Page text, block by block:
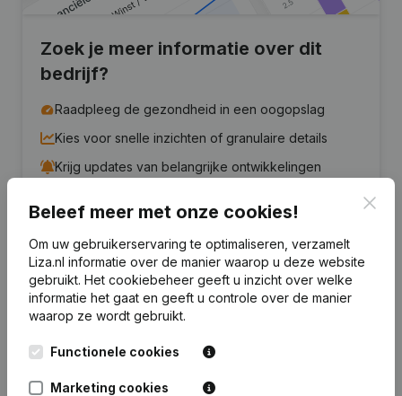
Zoek je meer informatie over dit
bedrijf?
Raadpleeg de gezondheid in een oogopslag
Kies voor snelle inzichten of granulaire details
Krijg updates van belangrijke ontwikkelingen
Probeer gratis Meer ontdekken
7 dagen gratis proefperiode, geen kredietkaart vereist.
Veelgestelde vragen
Beleef meer met onze cookies!
Om uw gebruikerservaring te optimaliseren, verzamelt
Liza.nl informatie over de manier waarop u deze website
gebruikt. Het cookiebeheer geeft u inzicht over welke
informatie het gaat en geeft u controle over de manier
waarop ze wordt gebruikt.
Functionele cookies
Marketing cookies